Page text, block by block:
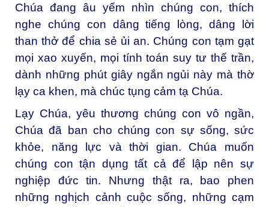
Chúa đang âu yếm nhìn chúng con, thích
nghe chúng con dâng tiếng lòng, dâng lời
than thở để chia sẻ ủi an. Chúng con tạm gạt
mọi xao xuyến, mọi tính toán suy tư thế trần,
dành những phút giây ngắn ngủi này mà thờ
lạy ca khen, mà chúc tụng cảm tạ Chúa.
Lạy Chúa, yêu thương chúng con vô ngần,
Chúa đã ban cho chúng con sự sống, sức
khỏe, năng lực và thời gian. Chúa muốn
chúng con tận dụng tất cả để lập nên sự
nghiệp đức tin. Nhưng thật ra, bao phen
những nghịch cảnh cuộc sống, những cạm